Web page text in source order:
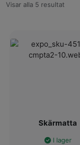
Välj och vraka
och tveka inte på att
en skärmatta
Visar alla 5 resultat
Skärmatta
I lager